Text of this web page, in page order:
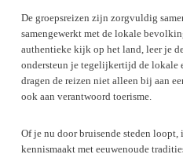
De groepsreizen zijn zorgvuldig
samengewerkt met de lokale
authentieke kijk op het land, leer je
ondersteun je tegelijkertijd de lokale
dragen de reizen niet alleen bij aan
ook aan verantwoord toerisme.
Of je nu door bruisende steden
kennismaakt met eeuwenoude